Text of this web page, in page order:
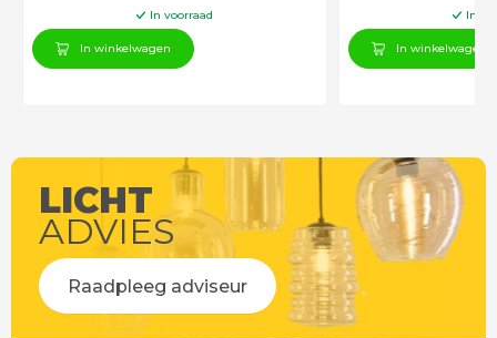
In voorraad
In winkelwagen
In
In winkelwagen
LICHT
ADVIES
Raadpleeg adviseur